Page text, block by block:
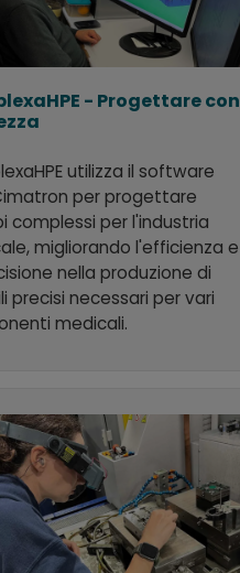
- Progettare con
utilizza il software
per progettare
complessi per l'industria
migliorando l'efficienza e
nella produzione di
precisi necessari per vari
medicali.